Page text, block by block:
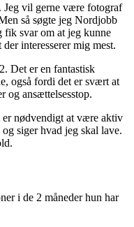
Jeg vil gerne være fotograf
så søgte jeg Nordjobb
fik svar om at jeg kunne
interesserer mig mest.
Det er en fantastisk
også fordi det er svært at
og ansættelsesstop.
nødvendigt at være aktiv
siger hvad jeg skal lave.
i de 2 måneder hun har